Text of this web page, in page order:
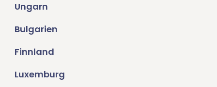
Ungarn
Bulgarien
Finnland
Luxemburg